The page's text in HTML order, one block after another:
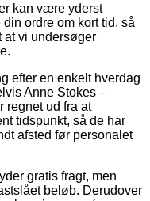
kan være yderst
ordre om kort tid, så
at vi undersøger
efter en enkelt hverdag
Anne Stokes –
regnet ud fra at
tidspunkt, så de har
afsted før personalet
gratis fragt, men
beløb. Derudover